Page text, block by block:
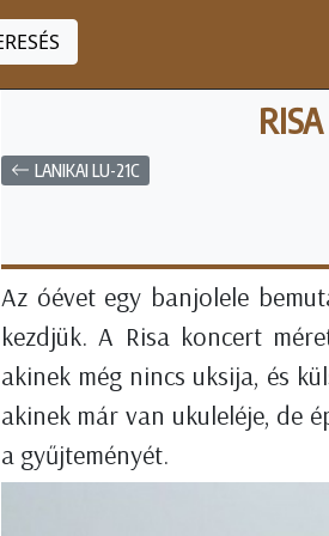
LANIKAI LU-21C
Az óévet egy banjolele
kezdjük. A Risa koncert
akinek még nincs uksija, és
akinek már van ukuleléje, de
a gyűjteményét.